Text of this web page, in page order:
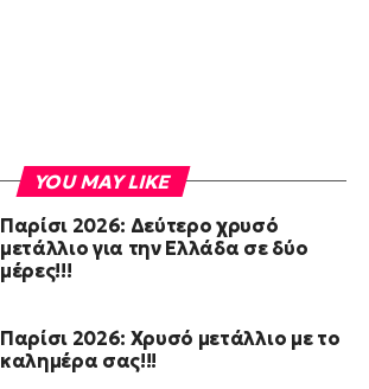
YOU MAY LIKE
Παρίσι 2026: Δεύτερο χρυσό
μετάλλιο για την Ελλάδα σε δύο
μέρες!!!
Παρίσι 2026: Χρυσό μετάλλιο με το
καλημέρα σας!!!